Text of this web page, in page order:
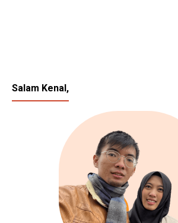
Salam Kenal,